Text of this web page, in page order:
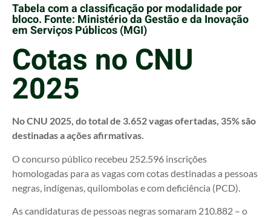
Tabela com a classificação por modalidade por
bloco. Fonte: Ministério da Gestão e da Inovação
em Serviços Públicos (MGI)
Cotas no CNU
2025
No CNU 2025, do total de 3.652 vagas ofertadas, 35% são
destinadas a ações afirmativas.
O concurso público recebeu 252.596 inscrições
homologadas para as vagas com cotas destinadas a pessoas
negras, indígenas, quilombolas e com deficiência (PCD).
As candidaturas de pessoas negras somaram 210.882 – o